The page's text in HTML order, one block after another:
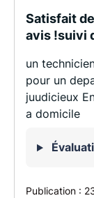
Satisfait
avis !suivi
un
pour un
juudicieux
a domicile
Publication :